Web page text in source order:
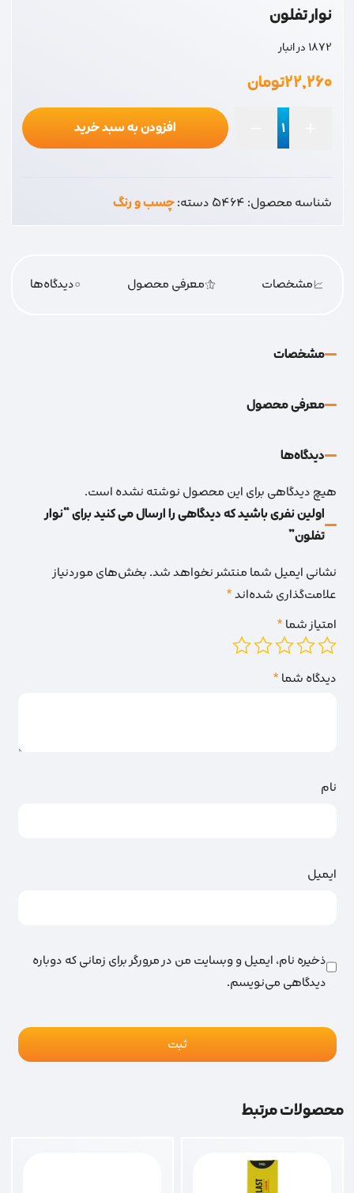
نوار تفلون
1872 در انبار
۲۲,۲۶۰تومان
افزودن به سبد خرید
شناسه محصول:5464دسته:چسب و رنگ
مشخصات معرفی محصول 0دیدگاه‌‌ها
مشخصات
معرفی محصول
دیدگاه‌‌ها
هیچ دیدگاهی برای این محصول نوشته نشده است.
اولین نفری باشید که دیدگاهی را ارسال می کنید برای “نوار
تفلون”
نشانی ایمیل شما منتشر نخواهد شد.بخش‌های موردنیاز
علامت‌گذاری شده‌اند*
امتیاز شما*
دیدگاه شما*
نام
ایمیل
ذخیره نام، ایمیل و وبسایت من در مرورگر برای زمانی که دوباره
دیدگاهی می‌نویسم.
محصولات مرتبط